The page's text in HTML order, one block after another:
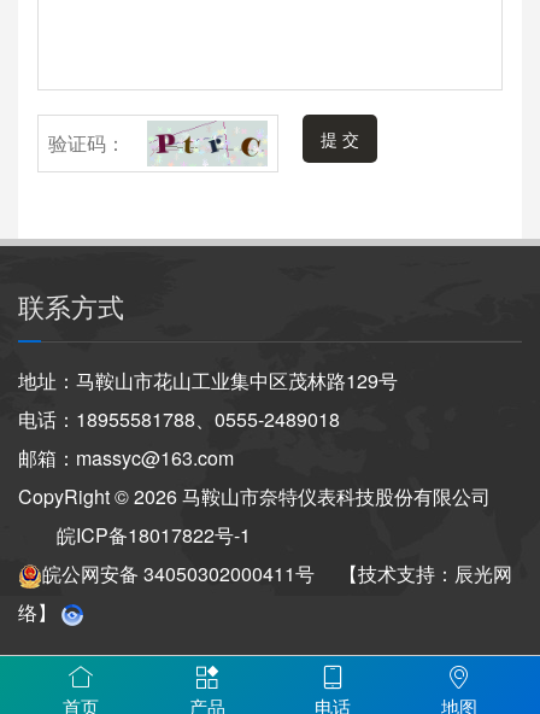
提 交
联系方式
地址：马鞍山市花山工业集中区茂林路129号
电话：18955581788、0555-2489018
邮箱：massyc@163.com
CopyRight © 2026 马鞍山市奈特仪表科技股份有限公司
皖ICP备18017822号-1
皖公网安备 34050302000411号
【技术支持：辰光网
络】
首页 产品 电话 地图